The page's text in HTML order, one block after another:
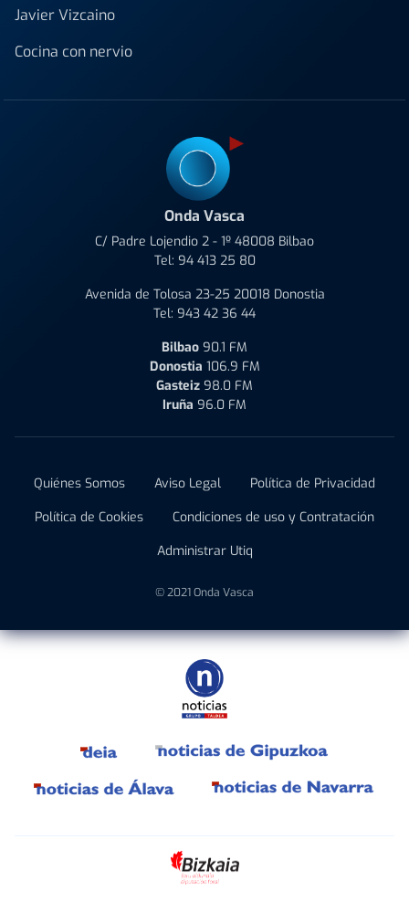
Javier Vizcaino
Cocina con nervio
Onda Vasca
C/ Padre Lojendio 2 - 1º 48008 Bilbao
Tel: 94 413 25 80
Avenida de Tolosa 23-25 20018 Donostia
Tel: 943 42 36 44
Bilbao 90.1 FM
Donostia 106.9 FM
Gasteiz 98.0 FM
Iruña 96.0 FM
Quiénes Somos Aviso Legal
Política de Privacidad
Política de Cookies
Condiciones de uso y Contratación
Administrar Utiq
© 2021 Onda Vasca